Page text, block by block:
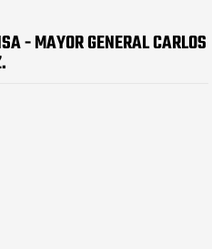
- MAYOR GENERAL CARLOS